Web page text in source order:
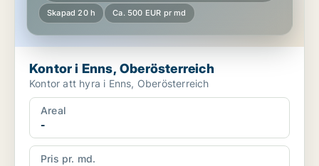
Skapad 20 h Ca. 500 EUR pr md
Kontor i Enns, Oberösterreich
Kontor att hyra i Enns, Oberösterreich
Areal
-
Pris pr. md.